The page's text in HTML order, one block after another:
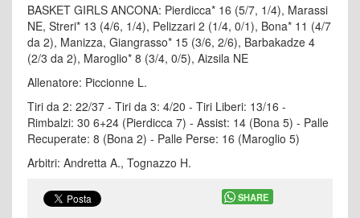
BASKET GIRLS ANCONA: Pierdicca* 16 (5/7, 1/4), Marassi
NE, Streri* 13 (4/6, 1/4), Pelizzari 2 (1/4, 0/1), Bona* 11 (4/7
da 2), Manizza, Giangrasso* 15 (3/6, 2/6), Barbakadze 4
(2/3 da 2), Maroglio* 8 (3/4, 0/5), Aizsila NE
Allenatore: Piccionne L.
Tiri da 2: 22/37 - Tiri da 3: 4/20 - Tiri Liberi: 13/16 -
Rimbalzi: 30 6+24 (Pierdicca 7) - Assist: 14 (Bona 5) - Palle
Recuperate: 8 (Bona 2) - Palle Perse: 16 (Maroglio 5)
Arbitri: Andretta A., Tognazzo H.
SHARE